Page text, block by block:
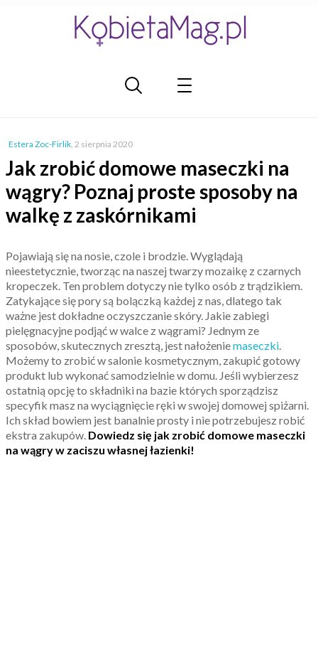
Estera Zoc-Firlik, 2 sierpnia 2020
Jak zrobić domowe maseczki na
wągry? Poznaj proste sposoby na
walkę z zaskórnikami
Pojawiają się na nosie, czole i brodzie. Wyglądają
nieestetycznie, tworząc na naszej twarzy mozaikę z czarnych
kropeczek. Ten problem dotyczy nie tylko osób z trądzikiem.
Zatykające się pory są bolączką każdej z nas, dlatego tak
ważne jest dokładne oczyszczanie skóry. Jakie zabiegi
pielęgnacyjne podjąć w walce z wągrami? Jednym ze
sposobów, skutecznych zresztą, jest nałożeniemaseczki.
Możemy to zrobić w salonie kosmetycznym, zakupić gotowy
produkt lub wykonać samodzielnie w domu. Jeśli wybierzesz
ostatnią opcję to składniki na bazie których sporządzisz
specyfik masz na wyciągnięcie ręki w swojej domowej spiżarni.
Ich skład bowiem jest banalnie prosty i nie potrzebujesz robić
ekstra zakupów. Dowiedz się jak zrobić domowe maseczki
na wągry w zaciszu własnej łazienki!